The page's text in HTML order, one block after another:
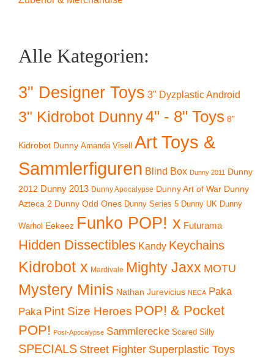
Alle Kategorien:
3" Designer Toys 3" Dyzplastic Android
3" Kidrobot Dunny4" - 8" Toys 8"
Kidrobot Dunny Amanda Visell
Art Toys &
Sammlerfiguren Blind Box Dunny 2011
Dunny
2012 Dunny 2013 Dunny Apocalypse Dunny Art of War Dunny
Azteca 2 Dunny Odd Ones Dunny Series 5 Dunny UK Dunny
Warhol Eekeez Funko POP! x Futurama
Hidden Dissectibles Kandy Keychains
Kidrobot x Mardivale Mighty Jaxx MOTU
Mystery Minis Nathan Jurevicius NECA Paka
Paka Pint Size Heroes POP! & Pocket
POP! Post-Apocalypse Sammlerecke Scared Silly
SPECIALS Street Fighter Superplastic Toys